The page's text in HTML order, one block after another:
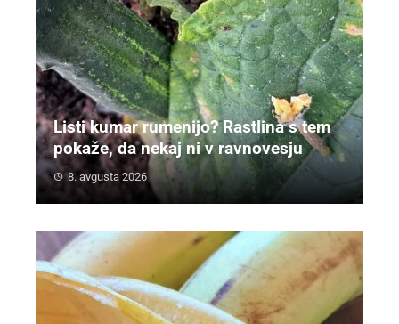
Listi kumar rumenijo? Rastlina s tem
pokaže, da nekaj ni v ravnovesju
8. avgusta 2026